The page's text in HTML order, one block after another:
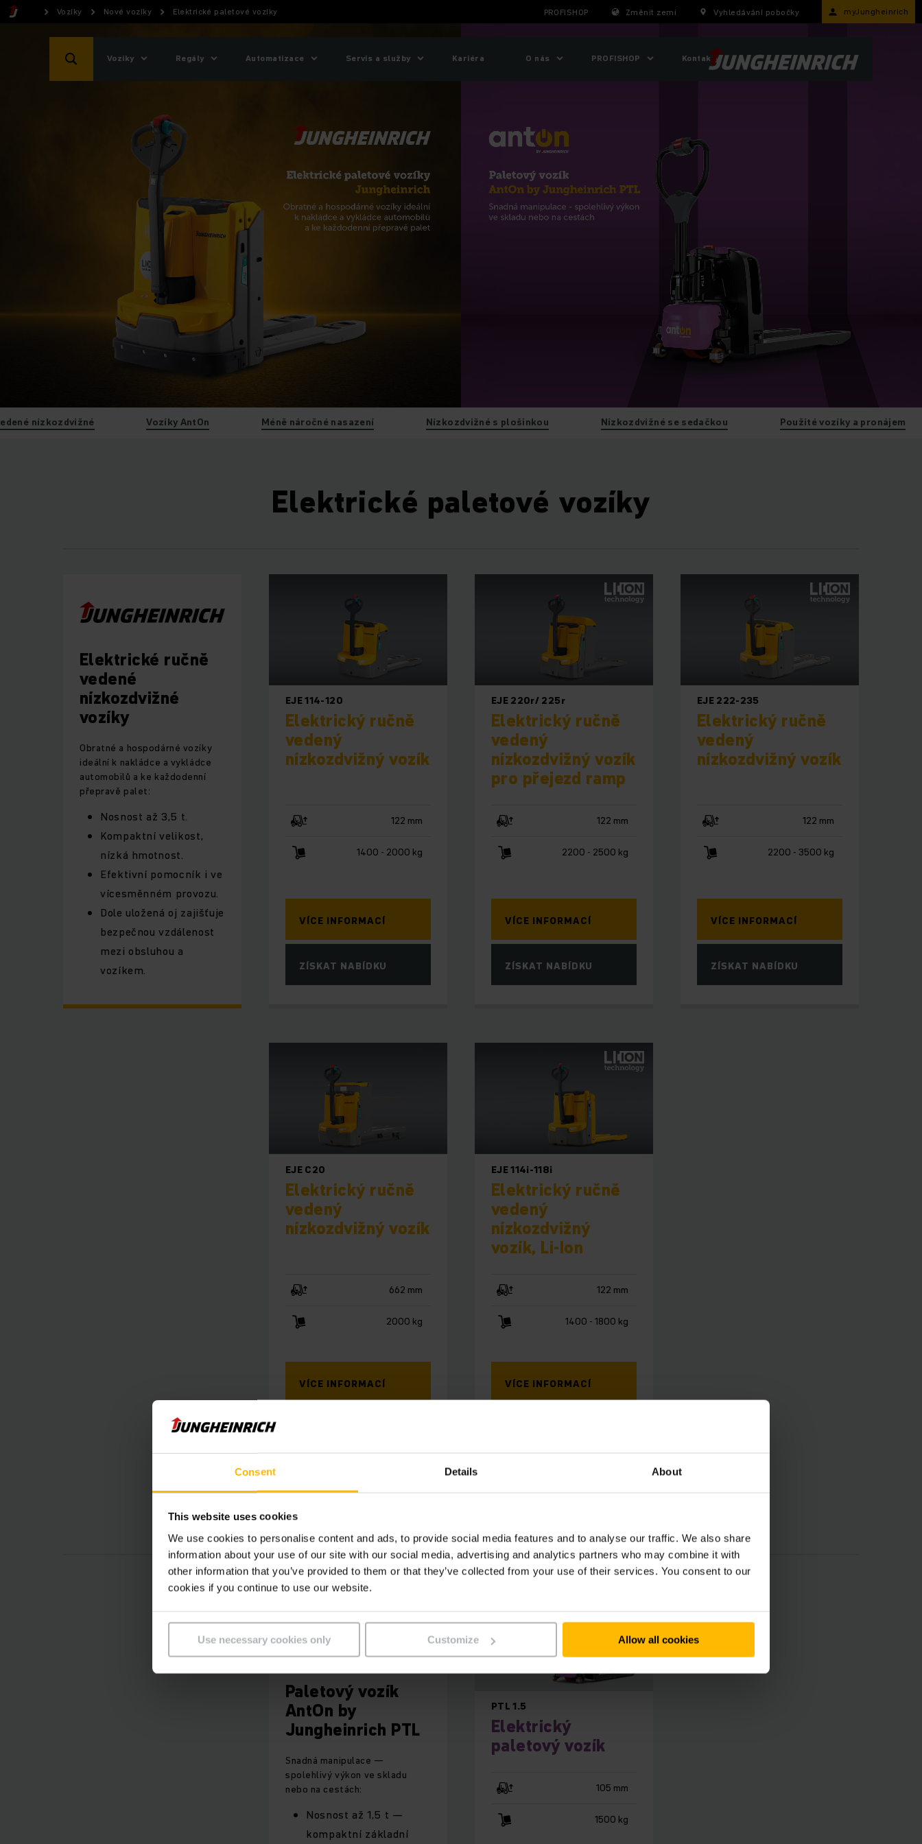
Consent Details About
This website uses cookies
We use cookies to personalise content and ads, to provide social media features and to analyse our traffic. We also share
information about your use of our site with our social media, advertising and analytics partners who may combine it with
other information that you’ve provided to them or that they’ve collected from your use of their services. You consent to our
cookies if you continue to use our website.
Use necessary cookies only Customize Allow all cookies
Vozíky Nové vozíky Elektrické paletové vozíky PROFISHOP Změnit zemi Vyhledávání pobočky myJungheinrich
Vozíky Regály Automatizace Servis a služby Kariéra O nás PROFISHOP Kontakty
nízkozdvižné Vozíky AntOn Méně náročné nasazení Nízkozdvižné s plošinkou Nízkozdvižné se sedačkou Použité vozíky a pronájem
Elektrické paletové vozíky
Elektrické ručně
vedené
nízkozdvižné
vozíky
Obratné a hospodárné vozíky
ideální k nakládce a vykládce
automobilů a ke každodenní
přepravě palet:
Nosnost až 3,5 t.
Kompaktní velikost,
nízká hmotnost.
Efektivní pomocník i ve
vícesměnném provozu.
Dole uložená oj zajišťuje
bezpečnou vzdálenost
mezi obsluhou a
vozíkem.
EJE 114-120
Elektrický ručně
vedený
nízkozdvižný vozík
122 mm
1400 - 2000 kg
VÍCE INFORMACÍ
ZÍSKAT NABÍDKU
EJE 220r/ 225r
Elektrický ručně
vedený
nízkozdvižný vozík
pro přejezd ramp
122 mm
2200 - 2500 kg
VÍCE INFORMACÍ
ZÍSKAT NABÍDKU
EJE 222-235
Elektrický ručně
vedený
nízkozdvižný vozík
122 mm
2200 - 3500 kg
VÍCE INFORMACÍ
ZÍSKAT NABÍDKU
EJE C20
Elektrický ručně
vedený
nízkozdvižný vozík
662 mm
2000 kg
VÍCE INFORMACÍ
EJE 114i-118i
Elektrický ručně
vedený
nízkozdvižný
vozík, Li-Ion
122 mm
1400 - 1800 kg
VÍCE INFORMACÍ
Paletový vozík
AntOn by
Jungheinrich PTL
Snadná manipulace —
spolehlivý výkon ve skladu
nebo na cestách:
Nosnost až 1,5 t —
kompaktní základní
PTL 1.5
Elektrický
paletový vozík
105 mm
1500 kg